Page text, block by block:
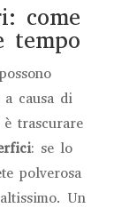
come
tempo
causa di
trascurare
: se lo
polverosa
Un